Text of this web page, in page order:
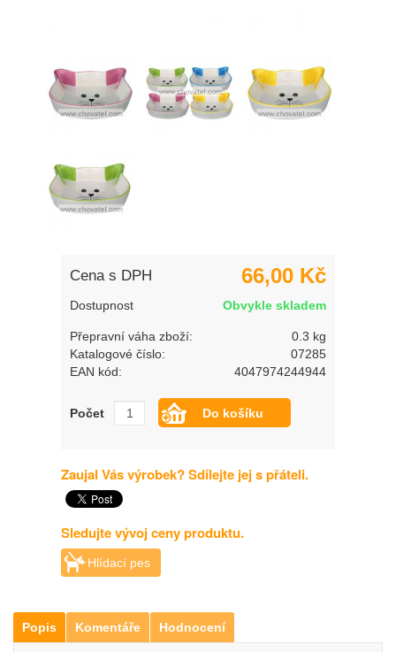
Cena s DPH 66,00 Kč
Dostupnost Obvykle skladem
Přepravní váha zboží:
0.3 kg
Katalogové číslo:
07285
EAN kód:
4047974244944
Počet
Zaujal Vás výrobek? Sdílejte jej s přáteli.
Sledujte vývoj ceny produktu.
Hlídací pes
Popis Komentáře Hodnocení